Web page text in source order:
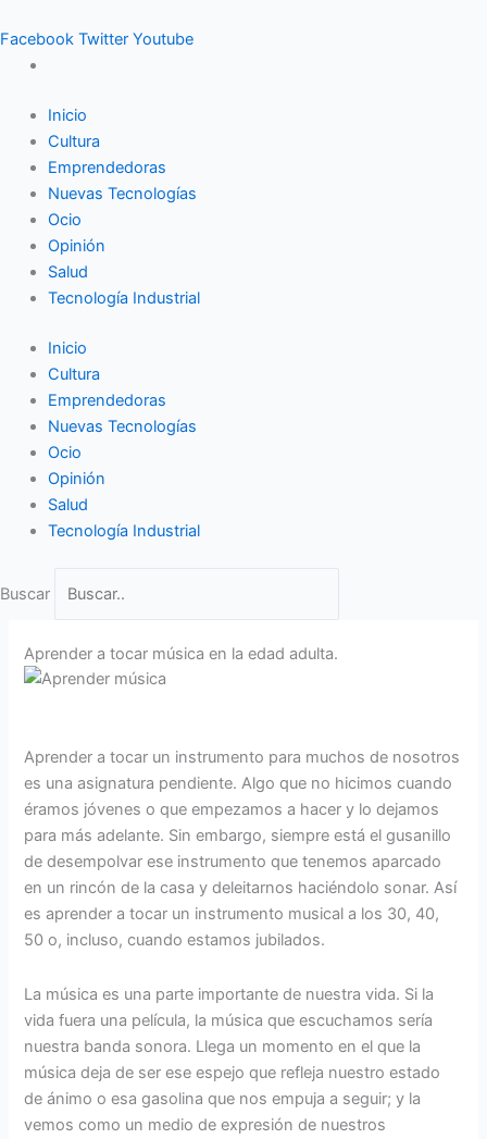
al
contenido
Facebook Twitter Youtube
Inicio
Cultura
Emprendedoras
Nuevas Tecnologías
Ocio
Opinión
Salud
Tecnología Industrial
Inicio
Cultura
Emprendedoras
Nuevas Tecnologías
Ocio
Opinión
Salud
Tecnología Industrial
Buscar
Aprender a tocar música en la edad adulta.
Aprender a tocar un instrumento para muchos de nosotros
es una asignatura pendiente. Algo que no hicimos cuando
éramos jóvenes o que empezamos a hacer y lo dejamos
para más adelante. Sin embargo, siempre está el gusanillo
de desempolvar ese instrumento que tenemos aparcado
en un rincón de la casa y deleitarnos haciéndolo sonar. Así
es aprender a tocar un instrumento musical a los 30, 40,
50 o, incluso, cuando estamos jubilados.
La música es una parte importante de nuestra vida. Si la
vida fuera una película, la música que escuchamos sería
nuestra banda sonora. Llega un momento en el que la
música deja de ser ese espejo que refleja nuestro estado
de ánimo o esa gasolina que nos empuja a seguir; y la
vemos como un medio de expresión de nuestros